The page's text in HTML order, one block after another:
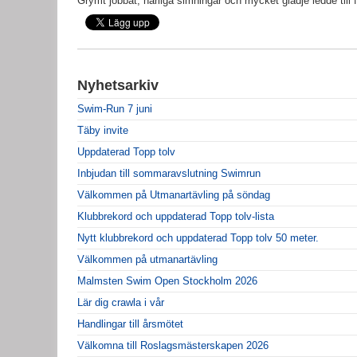
Nyhetsarkiv
Swim-Run 7 juni
Täby invite
Uppdaterad Topp tolv
Inbjudan till sommaravslutning Swimrun
Välkommen på Utmanartävling på söndag
Klubbrekord och uppdaterad Topp tolv-lista
Nytt klubbrekord och uppdaterad Topp tolv 50 meter.
Välkommen på utmanartävling
Malmsten Swim Open Stockholm 2026
Lär dig crawla i vår
Handlingar till årsmötet
Välkomna till Roslagsmästerskapen 2026